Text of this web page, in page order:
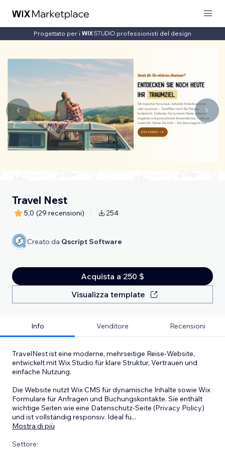
Progettato per i professionisti del design
Travel Nest
5,0 (29 recensioni) 254
Creato da Qscript Software
Acquista a 250 $
Visualizza template
Info Venditore Recensioni
TravelNest ist eine moderne, mehrseitige Reise-Website,
entwickelt mit Wix Studio für klare Struktur, Vertrauen und
einfache Nutzung.
Die Website nutzt Wix CMS für dynamische Inhalte sowie Wix
Formulare für Anfragen und Buchungskontakte. Sie enthält
wichtige Seiten wie eine Datenschutz-Seite (Privacy Policy)
und ist vollständig responsiv. Ideal fü...
Mostra di più
Settore: